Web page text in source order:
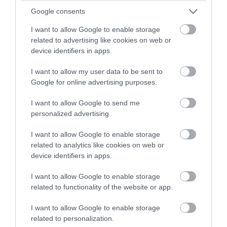
Google consents
I want to allow Google to enable storage
related to advertising like cookies on web or
device identifiers in apps.
I want to allow my user data to be sent to
Google for online advertising purposes.
I want to allow Google to send me
personalized advertising.
I want to allow Google to enable storage
related to analytics like cookies on web or
device identifiers in apps.
I want to allow Google to enable storage
related to functionality of the website or app.
I want to allow Google to enable storage
related to personalization.
και την άμεση κάλυψη των σημαντικότερων
εξελίξεων στην Ελλάδα και το εξωτερικό.
Ασχολείται με πολιτικά, κοινωνικά, οικονομικά
και γενικού ενδιαφέροντος θέματα,
διασφαλίζοντας την έγκυρη και έγκαιρη
Δημοσιογραφίας και Μέσων Μαζικής
Επικοινωνίας, με εξειδίκευση στα ψηφιακά μέσα
Διαθέτει εμπειρία στην συγγραφή online
περιεχομένου, τη διαχείριση ειδησεογραφικής
σε πραγματικό χρόνο.
Διαβάστε όλες τις τελευταίεςΕιδήσεις
από την
Ελλάδα και τον Κόσμο